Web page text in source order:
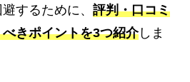
するために、 評判・口コミ
きポイントを3つ紹介しま